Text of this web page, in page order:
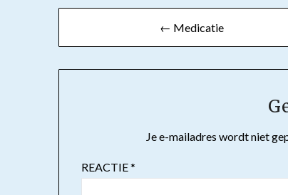
navigatie
← Medicatie
Je e-mailadres wordt niet
REACTIE*